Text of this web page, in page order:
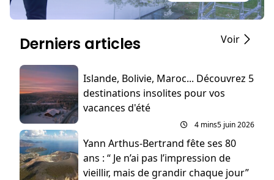
Derniers articles Voir
Islande, Bolivie, Maroc... Découvrez 5
destinations insolites pour vos
vacances d'été
4 mins5 juin 2026
Yann Arthus-Bertrand fête ses 80
ans : “ Je n’ai pas l’impression de
vieillir, mais de grandir chaque jour”